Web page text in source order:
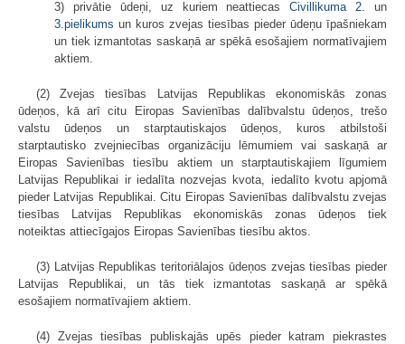
3) privātie ūdeņi, uz kuriem neattiecasCivillikuma 2. un
3.pielikums un kuros zvejas tiesības pieder ūdeņu īpašniekam
un tiek izmantotas saskaņā ar spēkā esošajiem normatīvajiem
aktiem.
(2) Zvejas tiesības Latvijas Republikas ekonomiskās zonas
ūdeņos, kā arī citu Eiropas Savienības dalībvalstu ūdeņos, trešo
valstu ūdeņos un starptautiskajos ūdeņos, kuros atbilstoši
starptautisko zvejniecības organizāciju lēmumiem vai saskaņā ar
Eiropas Savienības tiesību aktiem un starptautiskajiem līgumiem
Latvijas Republikai ir iedalīta nozvejas kvota, iedalīto kvotu apjomā
pieder Latvijas Republikai. Citu Eiropas Savienības dalībvalstu zvejas
tiesības Latvijas Republikas ekonomiskās zonas ūdeņos tiek
noteiktas attiecīgajos Eiropas Savienības tiesību aktos.
(3) Latvijas Republikas teritoriālajos ūdeņos zvejas tiesības pieder
Latvijas Republikai, un tās tiek izmantotas saskaņā ar spēkā
esošajiem normatīvajiem aktiem.
(4) Zvejas tiesības publiskajās upēs pieder katram piekrastes